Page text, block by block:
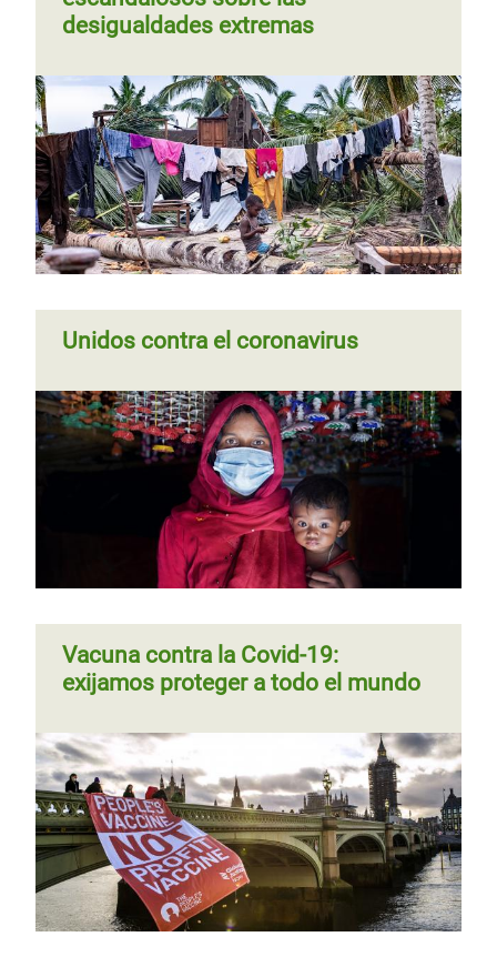
desigualdades extremas
Unidos contra el coronavirus
Vacuna contra la Covid-19:
exijamos proteger a todo el mundo